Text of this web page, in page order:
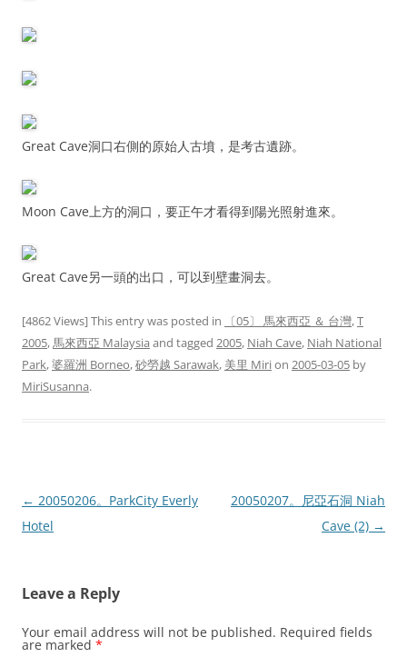
Great Cave洞口右側的原始人古墳，是考古遺跡。
Moon Cave上方的洞口，要正午才看得到陽光照射進來。
Great Cave另一頭的出口，可以到壁畫洞去。
[4862 Views] This entry was posted in 〔05〕 馬來西亞 ＆ 台灣,T
2005,馬來西亞 Malaysia and tagged 2005, Niah Cave, Niah National
Park,婆羅洲 Borneo,砂勞越 Sarawak, 美里 Mirion 2005-03-05 by
MiriSusanna.
Post
navigation
← 20050206。ParkCity Everly
Hotel
20050207。尼亞石洞 Niah
Cave (2) →
Leave a Reply
Your email address will not be published. Required fields
are marked *